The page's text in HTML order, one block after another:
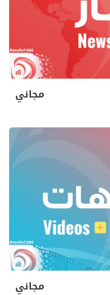
مجاني
مجاني